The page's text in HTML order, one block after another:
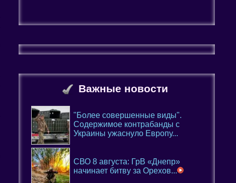
Важные новости
"Более совершенные виды".
Содержимое контрабанды с
Украины ужаснуло Европу...
СВО 8 августа: ГрВ «Днепр»
начинает битву за Орехов...